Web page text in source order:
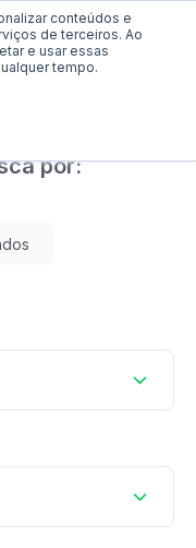
conteúdos e
de terceiros. Ao
e usar essas
tempo.
0
por: